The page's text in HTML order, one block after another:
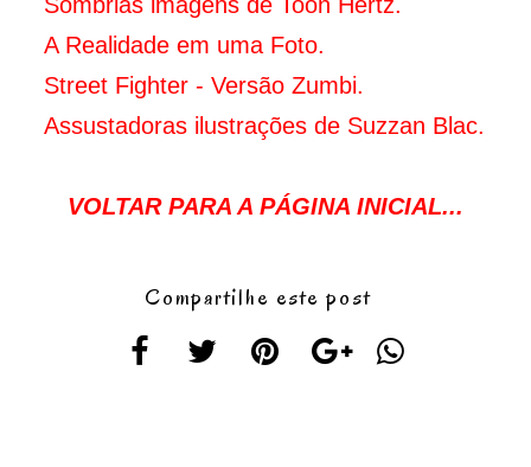
A Realidade em uma Foto.
Street Fighter - Versão Zumbi.
Assustadoras ilustrações de Suzzan Blac.
VOLTAR PARA A PÁGINA INICIAL...
Compartilhe este post